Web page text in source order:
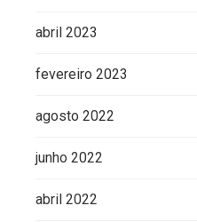
abril 2023
fevereiro 2023
agosto 2022
junho 2022
abril 2022